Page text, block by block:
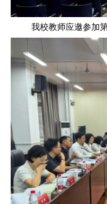
我校教师应邀参加